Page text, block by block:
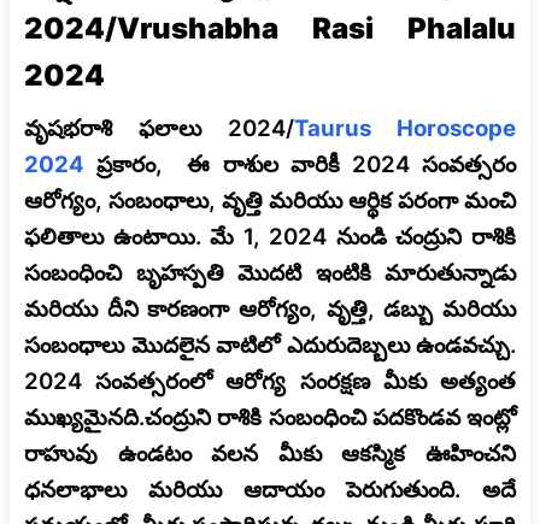
2024/Vrushabha Rasi Phalalu
2024
వృషభరాశి ఫలాలు 2024/Taurus Horoscope
2024 ప్రకారం, ఈ రాశుల వారికీ 2024 సంవత్సరం
ఆరోగ్యం, సంబంధాలు, వృత్తి మరియు ఆర్థిక పరంగా మంచి
ఫలితాలు ఉంటాయి. మే 1, 2024 నుండి చంద్రుని రాశికి
సంబంధించి బృహస్పతి మొదటి ఇంటికి మారుతున్నాడు
మరియు దీని కారణంగా ఆరోగ్యం, వృత్తి, డబ్బు మరియు
సంబంధాలు మొదలైన వాటిలో ఎదురుదెబ్బలు ఉండవచ్చు.
2024 సంవత్సరంలో ఆరోగ్య సంరక్షణ మీకు అత్యంత
ముఖ్యమైనది.చంద్రుని రాశికి సంబంధించి పదకొండవ ఇంట్లో
రాహువు ఉండటం వలన మీకు ఆకస్మిక ఊహించని
ధనలాభాలు మరియు ఆదాయం పెరుగుతుంది. అదే